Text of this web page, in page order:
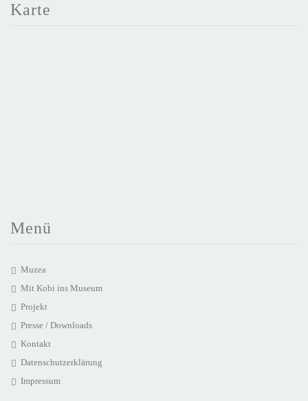
Karte
Menü
Muzea
Mit Kobi ins Museum
Projekt
Presse / Downloads
Kontakt
Datenschutzerklärung
Impressum